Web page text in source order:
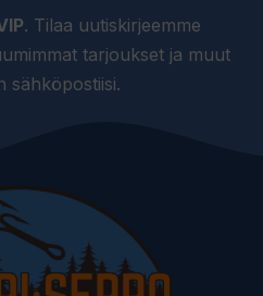
. Tilaa uutiskirjeemme
tarjoukset ja muut
sähköpostiisi.